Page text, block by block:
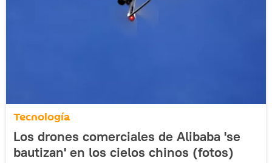
Tecnología
Los drones comerciales de Alibaba 'se
bautizan' en los cielos chinos (fotos)